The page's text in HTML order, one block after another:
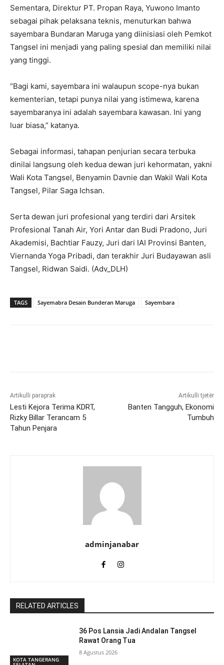
Sementara, Direktur PT. Propan Raya, Yuwono Imanto
sebagai pihak pelaksana teknis, menuturkan bahwa
sayembara Bundaran Maruga yang diinisiasi oleh Pemkot
Tangsel ini menjadi yang paling spesial dan memiliki nilai
yang tinggi.
“Bagi kami, sayembara ini walaupun scope-nya bukan
kementerian, tetapi punya nilai yang istimewa, karena
sayembaranya ini adalah sayembara kawasan. Ini yang
luar biasa,” katanya.
Sebagai informasi, tahapan penjurian secara terbuka
dinilai langsung oleh kedua dewan juri kehormatan, yakni
Wali Kota Tangsel, Benyamin Davnie dan Wakil Wali Kota
Tangsel, Pilar Saga Ichsan.
Serta dewan juri profesional yang terdiri dari Arsitek
Profesional Tanah Air, Yori Antar dan Budi Pradono, Juri
Akademisi, Bachtiar Fauzy, Juri dari IAI Provinsi Banten,
Viernanda Yoga Pribadi, dan terakhir Juri Budayawan asli
Tangsel, Ridwan Saidi. (Adv_DLH)
TAGS Sayemabra Desain Bunderan Maruga Sayembara
Artikulli paraprak
Lesti Kejora Terima KDRT,
Rizky Billar Terancam 5
Tahun Penjara
Artikulli tjetër
Banten Tangguh, Ekonomi
Tumbuh
adminjanabar
RELATED ARTICLES
KOTA TANGERANG
36 Pos Lansia Jadi Andalan Tangsel
Rawat Orang Tua
8 Agustus 2026